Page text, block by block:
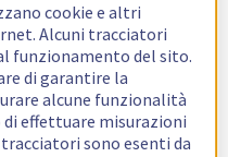
cookie e altri
Alcuni tracciatori
funzionamento del sito.
di garantire la
alcune funzionalità
effettuare misurazioni
sono esenti da